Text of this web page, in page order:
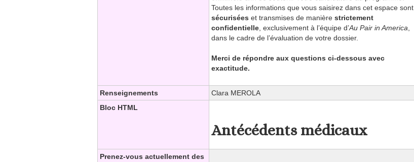
Toutes les informations que vous saisirez dans cet espace sont
sécurisées et transmises de manièrestrictement
confidentielle , exclusivement à l’équipe d’Au Pair in America
dans le cadre de l’évaluation de votre dossier.
Merci de répondre aux questions ci-dessous avec
exactitude.
Renseignements
Clara MEROLA
Bloc HTML
Antécédents médicaux
Prenez-vous actuellement des